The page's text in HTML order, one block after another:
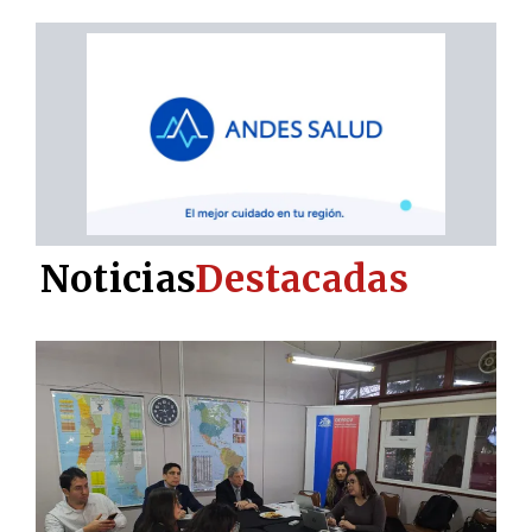
NoticiasDestacadas